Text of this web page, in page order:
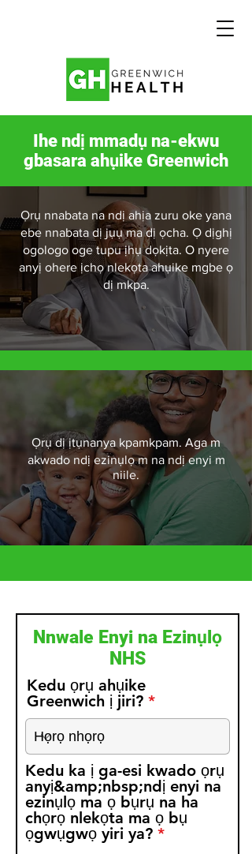
Ihe ndị mmadụ na-ekwu
gbasara ahụike Greenwich
Ọrụ nnabata na ndị ahịa zuru oke yana
ebe nnabata dị jụụ ma dị ọcha. Ọ dịghị
ogologo oge tupu ịhụ dọkịta. O nyere
anyị ohere ịchọ nlekọta ahụike mgbe ọ
dị mkpa.
Ọrụ dị ịtụnanya kpamkpam. Aga m
akwado ndị ezinụlọ m na ndị enyi m
niile.
Nnwale Enyi na Ezinụlọ
NHS
Kedu ọrụ ahụike
Greenwich ị jiri?
Kedu ka ị ga-esi kwado ọrụ
anyị&amp;nbsp;ndị enyi na
ezinụlọ ma ọ bụrụ na ha
chọrọ nlekọta ma ọ bụ
ọgwụgwọ yiri ya? *R